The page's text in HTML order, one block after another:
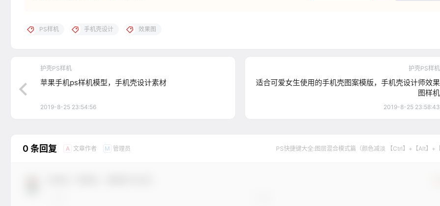
PS样机 手机壳设计 效果图
护壳PS样机
苹果手机ps样机模型，手机壳设计素材
2019-8-25 23:54:56
护壳PS样机
适合可爱女生使用的手机壳图案模版，手机壳设计师效果
图样机
2019-8-25 23:58:43
0 条回复 A 文章作者 M 管理员 PS快捷键大全:图层混合模式篇（颜色减淡 【Ctrl】+【Alt】+【